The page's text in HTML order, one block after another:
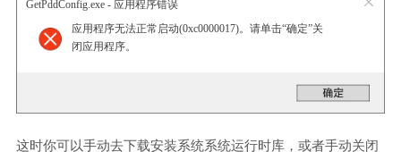
GetPddConfig.exe - 应用程序错误
应用程序无法正常启动(0xc0000017)。请单击“确定”关
闭应用程序。
这时你可以手动去下载安装系统系统运行时库，或者手动关闭